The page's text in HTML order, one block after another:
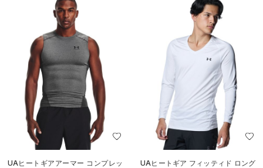
UAヒートギアアーマー コンプレッ
UAヒートギア フィッティド ロング